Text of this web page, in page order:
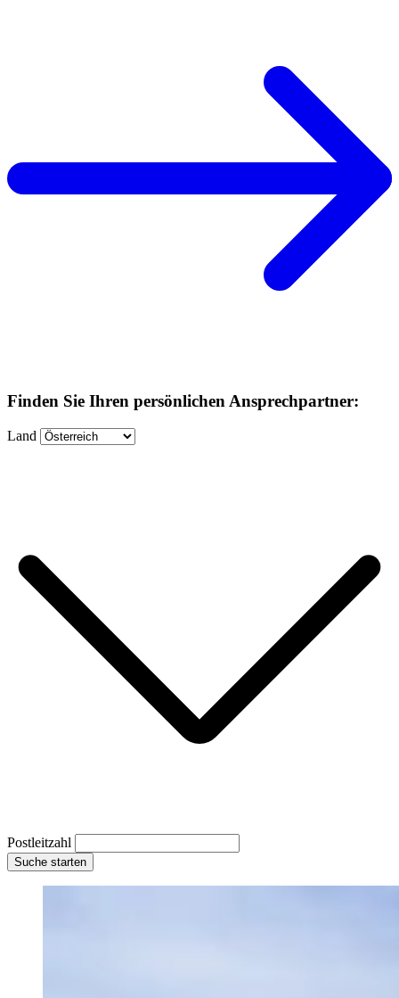
Finden Sie Ihren persönlichen Ansprechpartner:
Land
Postleitzahl
Suche starten